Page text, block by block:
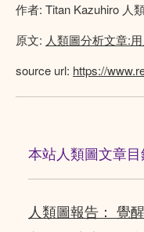
作者: Titan Kazuhiro 人
原文: 人類圖分析文章:
source url: https://
本站人類圖文章
人類圖報告： 覺